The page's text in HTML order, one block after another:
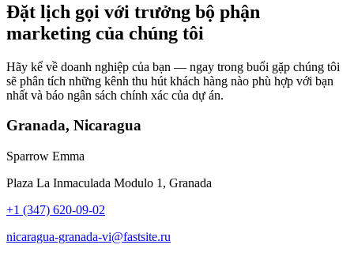
Đặt lịch gọi với trưởng bộ phận
marketing của chúng tôi
Hãy kể về doanh nghiệp của bạn — ngay trong buổi gặp chúng tôi
sẽ phân tích những kênh thu hút khách hàng nào phù hợp với bạn
nhất và báo ngân sách chính xác của dự án.
Granada, Nicaragua
Sparrow Emma
Plaza La Inmaculada Modulo 1, Granada
+1 (347) 620-09-02
nicaragua-granada-vi@fastsite.ru